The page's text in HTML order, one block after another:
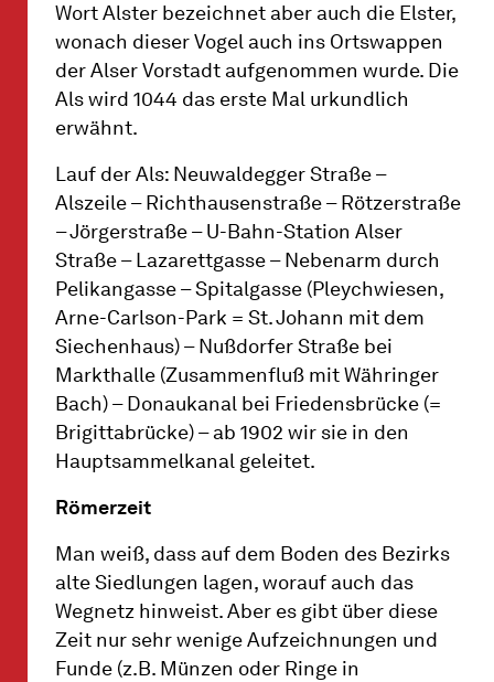
Wort Alster bezeichnet aber auch die Elster,
wonach dieser Vogel auch ins Ortswappen
der Alser Vorstadt aufgenommen wurde. Die
Als wird 1044 das erste Mal urkundlich
erwähnt.
Lauf der Als: Neuwaldegger Straße –
Alszeile – Richthausenstraße – Rötzerstraße
– Jörgerstraße – U-Bahn-Station Alser
Straße – Lazarettgasse – Nebenarm durch
Pelikangasse – Spitalgasse (Pleychwiesen,
Arne-Carlson-Park = St. Johann mit dem
Siechenhaus) – Nußdorfer Straße bei
Markthalle (Zusammenfluß mit Währinger
Bach) – Donaukanal bei Friedensbrücke (=
Brigittabrücke) – ab 1902 wir sie in den
Hauptsammelkanal geleitet.
Römerzeit
Man weiß, dass auf dem Boden des Bezirks
alte Siedlungen lagen, worauf auch das
Wegnetz hinweist. Aber es gibt über diese
Zeit nur sehr wenige Aufzeichnungen und
Funde (z.B. Münzen oder Ringe in